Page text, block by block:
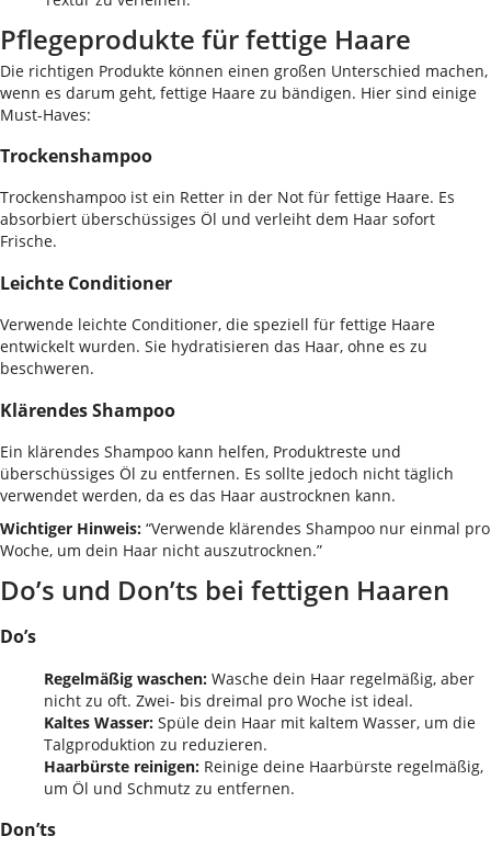
Pflegeprodukte für fettige Haare
Die richtigen Produkte können einen großen Unterschied machen,
wenn es darum geht, fettige Haare zu bändigen. Hier sind einige
Must-Haves:
Trockenshampoo
Trockenshampoo ist ein Retter in der Not für fettige Haare. Es
absorbiert überschüssiges Öl und verleiht dem Haar sofort
Frische.
Leichte Conditioner
Verwende leichte Conditioner, die speziell für fettige Haare
entwickelt wurden. Sie hydratisieren das Haar, ohne es zu
beschweren.
Klärendes Shampoo
Ein klärendes Shampoo kann helfen, Produktreste und
überschüssiges Öl zu entfernen. Es sollte jedoch nicht täglich
verwendet werden, da es das Haar austrocknen kann.
Wichtiger Hinweis: “Verwende klärendes Shampoo nur einmal pro
Woche, um dein Haar nicht auszutrocknen.”
Do’s und Don’ts bei fettigen Haaren
Do’s
Regelmäßig waschen: Wasche dein Haar regelmäßig, aber
nicht zu oft. Zwei- bis dreimal pro Woche ist ideal.
Kaltes Wasser: Spüle dein Haar mit kaltem Wasser, um die
Talgproduktion zu reduzieren.
Haarbürste reinigen: Reinige deine Haarbürste regelmäßig,
um Öl und Schmutz zu entfernen.
Don’ts